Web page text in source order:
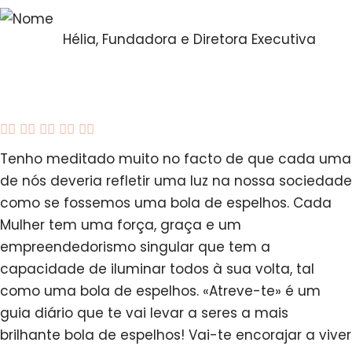
Hélia, Fundadora e Diretora Executiva
    
Tenho meditado muito no facto de que cada uma
de nós deveria refletir uma luz na nossa sociedade
como se fossemos uma bola de espelhos. Cada
Mulher tem uma força, graça e um
empreendedorismo singular que tem a
capacidade de iluminar todos à sua volta, tal
como uma bola de espelhos. «Atreve-te» é um
guia diário que te vai levar a seres a mais
brilhante bola de espelhos! Vai-te encorajar a viver